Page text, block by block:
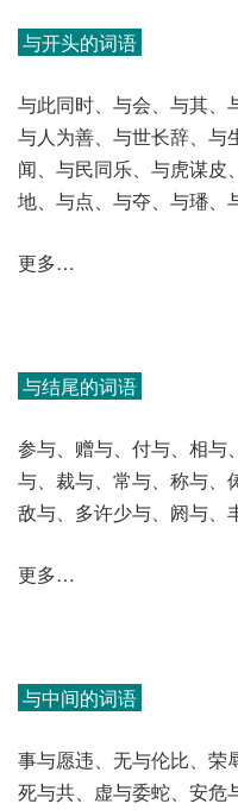
与开头的词语
与此同时、与会、与其、
与人为善、与世长辞、与
闻、与民同乐、与虎谋皮
地、与点、与夺、与璠、
更多…
与结尾的词语
参与、赠与、付与、相与
与、裁与、常与、称与、
敌与、多许少与、阏与、
更多…
与中间的词语
事与愿违、无与伦比、荣
死与共、虚与委蛇、安危